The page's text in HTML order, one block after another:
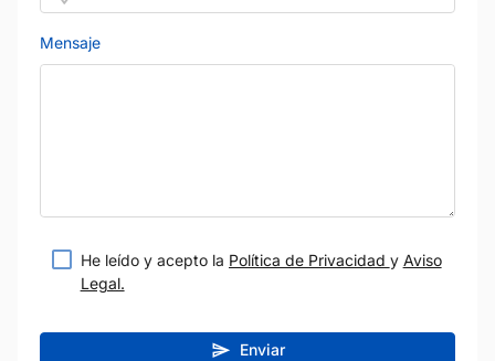
Mensaje
He leído y acepto la Política de Privacidad y Aviso
Legal.
Enviar